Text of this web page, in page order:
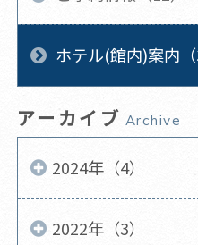
ホテル(館内)案内（
アーカイブ Archive
2024年（4）
2022年（3）